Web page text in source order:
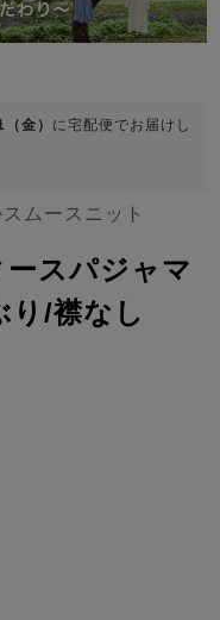
はこちら
金） に宅配便 でお届けし
ムースニット
スパジャマ
り/襟なし